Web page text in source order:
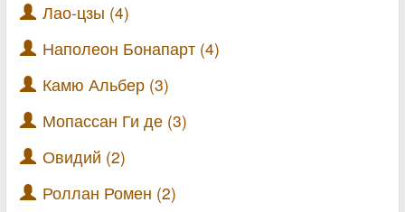
Лао-цзы (4)
Наполеон Бонапарт (4)
Камю Альбер (3)
Мопассан Ги де (3)
Овидий (2)
Роллан Ромен (2)